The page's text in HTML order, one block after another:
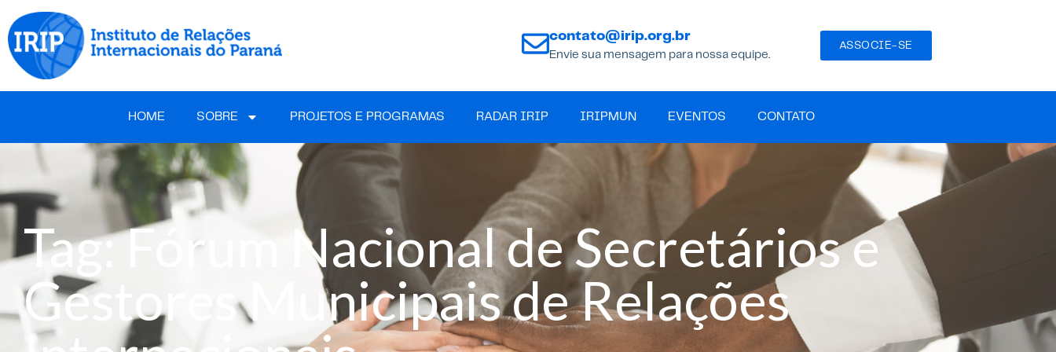
contato@irip.org.br
Envie sua mensagem para nossa equipe.
ASSOCIE-SE
HOME SOBRE PROJETOS E PROGRAMAS RADAR IRIP IRIPMUN EVENTOS CONTATO
Tag: Fórum Nacional de Secretários e
Gestores Municipais de Relações